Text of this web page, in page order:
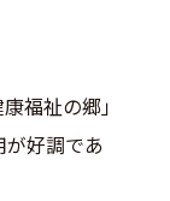
福祉の郷」
が好調であ